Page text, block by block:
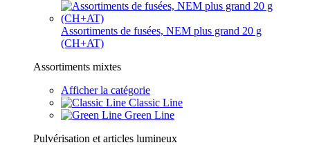
Assortiments de fusées, NEM plus grand 20 g
(CH+AT)
Assortiments mixtes
Afficher la catégorie
Classic Line
Green Line
Pulvérisation et articles lumineux